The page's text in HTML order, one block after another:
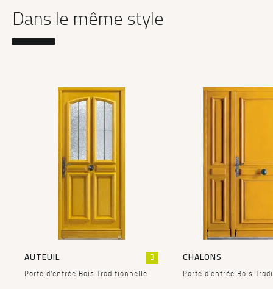
Dans le même style
AUTEUIL
Porte d'entrée Bois Traditionnelle
B CHALONS
Porte d'entrée Bois